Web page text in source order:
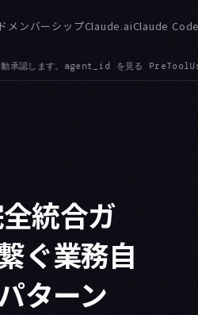
メンバーシップClaude.aiClaude Code
込みを依然ゲートできます●GATEWAY — カ
統合ガ
ぐ業務自
ターン